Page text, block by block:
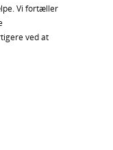
Vi fortæller
ved at